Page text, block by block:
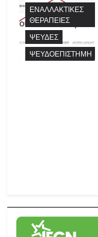
ΕΝΑΛΛΑΚΤΙΚΈΣ
ΘΕΡΑΠΕΊΕΣ
ΨΕΥΔΈΣ
ΨΕΥΔΟΕΠΙΣΤΉΜΗ